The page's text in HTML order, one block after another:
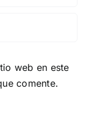
web en este
comente.